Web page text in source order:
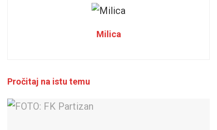
Milica
Pročitaj na istu temu